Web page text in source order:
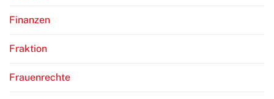
Finanzen
Fraktion
Frauenrechte